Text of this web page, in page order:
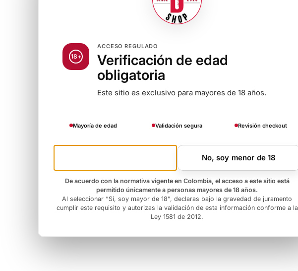
18+
ACCESO REGULADO
Verificación de edad
obligatoria
Este sitio es exclusivo para mayores de 18 años.
Mayoría de edad Validación segura Revisión checkout
No, soy menor de 18
De acuerdo con la normativa vigente en Colombia, el acceso a este sitio está
permitido únicamente a personas mayores de 18 años.
Al seleccionar “Sí, soy mayor de 18”, declaras bajo la gravedad de juramento
cumplir este requisito y autorizas la validación de esta información conforme a la
Ley 1581 de 2012.